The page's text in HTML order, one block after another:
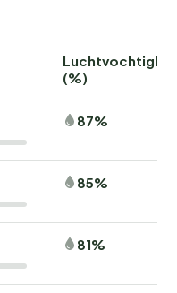
(%)
87%
85%
81%